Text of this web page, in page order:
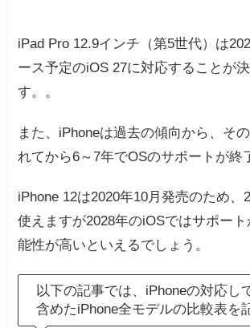
iPad Pro 12.9インチ（第5世代）は
ース予定のiOS 27に対応することが
す。。
また、iPhoneは過去の傾向から、そ
れてから6～7年でOSのサポートが終
iPhone 12は2020年10月発売のため、
使えますが2028年のiOSではサポー
能性が高いといえるでしょう。
以下の記事では、iPhoneの対応し
含めたiPhone全モデルの比較表を